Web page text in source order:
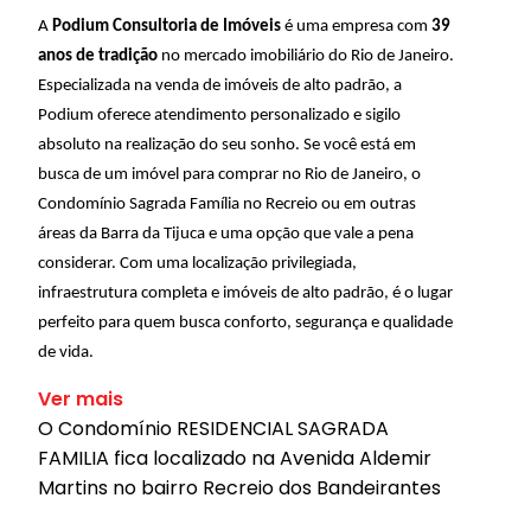
A Podium Consultoria de Imóveis é uma empresa com 39
anos de tradição no mercado imobiliário do Rio de Janeiro.
Especializada na venda de imóveis de alto padrão, a
Podium oferece atendimento personalizado e sigilo
absoluto na realização do seu sonho. Se você está em
busca de um imóvel para comprar no Rio de Janeiro, o
Condomínio Sagrada Família no Recreio ou em outras
áreas da Barra da Tijuca e uma opção que vale a pena
considerar. Com uma localização privilegiada,
infraestrutura completa e imóveis de alto padrão, é o lugar
perfeito para quem busca conforto, segurança e qualidade
de vida.
Ver mais
O Condomínio RESIDENCIAL SAGRADA
FAMILIA fica localizado na Avenida Aldemir
Martins no bairro Recreio dos Bandeirantes